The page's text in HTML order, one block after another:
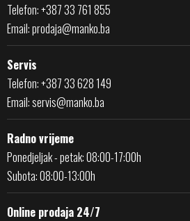
Telefon: +387 33 761 855
Email:prodaja@manko.ba
Servis
Telefon: +387 33 628 149
Email:servis@manko.ba
Radno vrijeme
Ponedjeljak - petak: 08:00-17:00h
Subota: 08:00-13:00h
Online prodaja 24/7